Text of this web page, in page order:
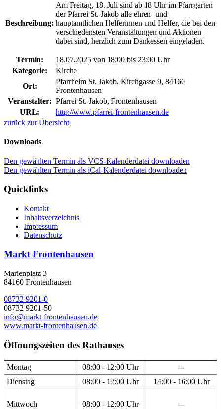
Beschreibung:
Am Freitag, 18. Juli sind ab 18 Uhr im Pfarrgarten
der Pfarrei St. Jakob alle ehren- und
hauptamtlichen Helferinnen und Helfer, die bei den
verschiedensten Veranstaltungen und Aktionen
dabei sind, herzlich zum Dankessen eingeladen.
Termin: 18.07.2025 von 18:00 bis 23:00 Uhr
Kategorie:
Kirche
Ort:
Pfarrheim St. Jakob, Kirchgasse 9, 84160
Frontenhausen
Veranstalter: Pfarrei St. Jakob, Frontenhausen
URL:
http://www.pfarrei-frontenhausen.de
zurück zur Übersicht
Downloads
Den gewählten Termin als VCS-Kalenderdatei downloaden
Den gewählten Termin als iCal-Kalenderdatei downloaden
Quicklinks
Kontakt
Inhaltsverzeichnis
Impressum
Datenschutz
Markt Frontenhausen
Marienplatz 3
84160 Frontenhausen
08732 9201-0
08732 9201-50
info@markt-frontenhausen.de
www.markt-frontenhausen.de
Öffnungszeiten des Rathauses
Montag 08:00 - 12:00 Uhr
---
Dienstag
08:00 - 12:00 Uhr 14:00 - 16:00 Uhr
Mittwoch 08:00 - 12:00 Uhr ---